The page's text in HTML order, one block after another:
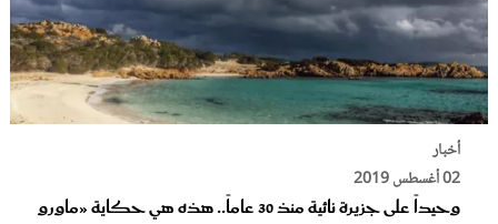
أخبار
02 أغسطس 2019
وحيداً على جزيرة نائية منذ 30 عاماً.. هذه هي حكاية «ماورو